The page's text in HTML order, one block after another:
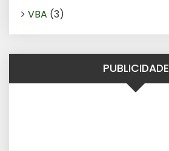
VBA (3)
PUBLICIDADE